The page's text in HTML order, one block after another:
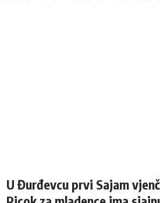
U Đurđevcu prvi Sajam